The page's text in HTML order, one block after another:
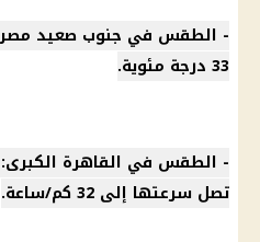
- الطقس في جنوب صعيد
33 درجة مئوية.
- الطقس في القاهرة
تصل سرعتها إلى 32 كم/ساعة.